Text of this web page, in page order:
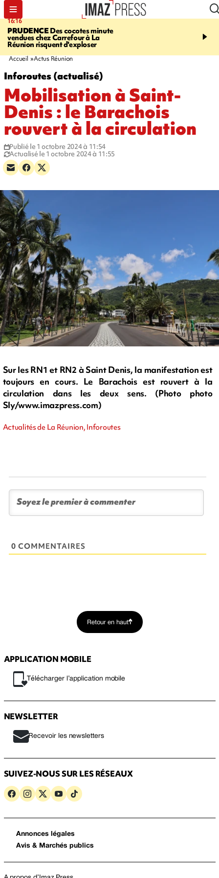
16:16
PRUDENCEDes cocotes minute
vendues chez Carrefour à La
Réunion risquent d'exploser
20:06
l'Asie, mort d'une
Accueil Actus Réunion
Inforoutes (actualisé)
Mobilisation à Saint-
Denis : le Barachois
rouvert à la circulation
Publié le 1 octobre 2024 à 11:54
Actualisé le 1 octobre 2024 à 11:55
Sur les RN1 et RN2 à Saint Denis, la manifestation est
toujours en cours. Le Barachois est rouvert à la
circulation dans les deux sens. (Photo photo
Sly/www.imazpress.com)
Actualités de La Réunion, Inforoutes
0 COMMENTAIRES
Retour en haut
APPLICATION MOBILE
Télécharger l’application mobile
NEWSLETTER
Recevoir les newsletters
SUIVEZ-NOUS SUR LES RÉSEAUX
Annonces légales
Avis & Marchés publics